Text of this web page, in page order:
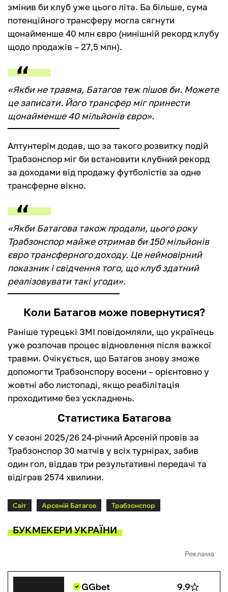
змінив би клуб уже цього літа. Ба більше, сума
потенційного трансферу могла сягнути
щонайменше 40 млн євро (нинішній рекорд клубу
щодо продажів – 27,5 млн).
«Якби не травма, Батагов теж пішов би. Можете
це записати. Його трансфер міг принести
щонайменше 40 мільйонів євро».
Алтунтерім додав, що за такого розвитку подій
Трабзонспор міг би встановити клубний рекорд
за доходами від продажу футболістів за одне
трансферне вікно.
«Якби Батагова також продали, цього року
Трабзонспор майже отримав би 150 мільйонів
євро трансферного доходу. Це неймовірний
показник і свідчення того, що клуб здатний
реалізовувати такі угоди».
Коли Батагов може повернутися?
Раніше турецькі ЗМІ повідомляли, що українець
уже розпочав процес відновлення після важкої
травми. Очікується, що Батагов знову зможе
допомогти Трабзонспору восени – орієнтовно у
жовтні або листопаді, якщо реабілітація
проходитиме без ускладнень.
Статистика Батагова
У сезоні 2025/26 24-річний Арсеній провів за
Трабзонспор 30 матчів у всіх турнірах, забив
один гол, віддав три результативні передачі та
відіграв 2574 хвилини.
Світ Арсеній Батагов Трабзонспор
БУКМЕКЕРИ УКРАЇНИ
Реклама
GGbet 9.9